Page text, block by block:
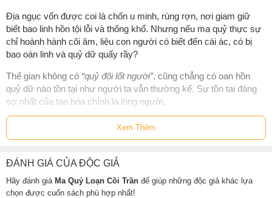
Địa ngục vốn được coi là chốn u minh, rùng rợn, nơi giam giữ
biết bao linh hồn tội lỗi và thống khổ. Nhưng nếu ma quỷ thực sự
chỉ hoành hành cõi âm, liệu con người có biết đến cái ác, có bị
bao oán linh và quỷ dữ quấy rầy?
Thế gian không có “quỷ đội lốt người”, cũng chẳng có oan hồn
quỷ dữ nào tồn tại như người ta vẫn thường kể. Sự tồn tại đáng
sợ nhất của tạo hóa chính là lòng người.
Mục lục sách Ma Quỷ Loạn Cõi Trần
Kẻ nhìn lén - tác giả Lê Viết Ngọc
Dự án lai tạo - tác giả Lê Viết Ngọc
Xem Thêm
ĐÁNH GIÁ CỦA ĐỘC GIẢ
Hãy đánh giá Ma Quỷ Loạn Cõi Trần để giúp những độc giả khác lựa
chọn được cuốn sách phù hợp nhất!